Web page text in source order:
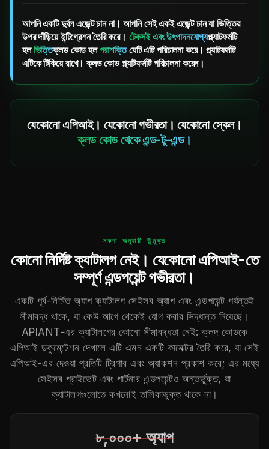
আপনি একটি দুর্বল এজেন্ট চান না। আপনি সেই একই এজেন্ট চান যা ভিত্তির
উপর দাঁড়িয়ে ইন্টিগ্রেশন তৈরি করে। টেকসই এবং উৎপাদনযোগ্যপ্ল্যাটফর্মটি
হলভিত্তিক্লড কোড হলপরাশক্তি যেটি এটি পরিচালনা করে। প্ল্যাটফর্মটি
এটিকে টিকিয়ে রাখে। ক্লড কোড প্ল্যাটফর্মটি পরিচালনা করেন।
যেকোনো এপিআই। যেকোনো গভীরতা। যেকোনো স্কেল।
ক্লড কোড থেকে এন্ড-টু-এন্ড।
নকশা অনুযায়ী উন্মুক্ত
কোনো নির্দিষ্ট ক্যাটালগ নেই। যেকোনো এপিআই-তে
সম্পূর্ণ এন্ডপয়েন্ট গভীরতা।
একটি পূর্ব-নির্মিত অ্যাপ ক্যাটালগ সেইসব অ্যাপ এবং এন্ডপয়েন্ট পর্যন্তই
সীমাবদ্ধ থাকে, যা কেউ আগে থেকেই যোগ করার সিদ্ধান্ত নিয়েছে।
APIANT-এর ক্যাটালগের কোনো সীমাবদ্ধতা নেই: ক্লদ কোডকে
এপিআই ডকুমেন্টেশন দেখালে এটি এমন একটি কানেক্টর তৈরি করে, যা সেই
এপিআই-এর দেওয়া প্রতিটি ট্রিগার এবং অ্যাকশন প্রকাশ করে; এর মধ্যে
সেইসব প্রাইভেট এবং পার্টনার এন্ডপয়েন্টও অন্তর্ভুক্ত, যা
ক্যাটালগগুলোতে কখনোই তালিকাভুক্ত থাকে না।
৮,০০০+ অ্যাপ